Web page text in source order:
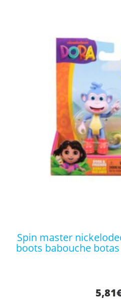
spin master nickelodeon: dora friends –
boots babouche
5,81